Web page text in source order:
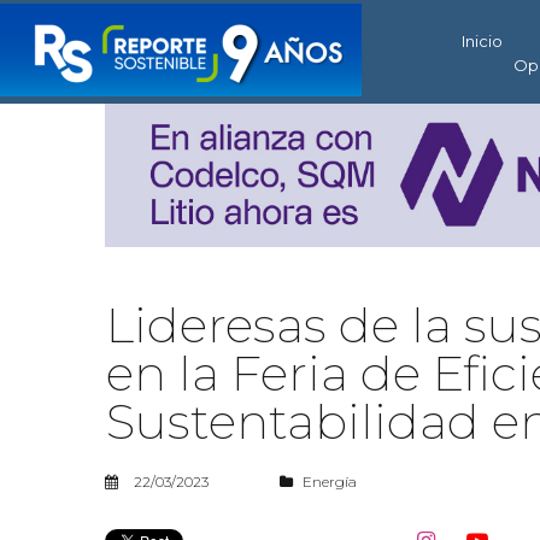
Inicio
Lideresas de la
en la Feria de
Sustentabilidad
22/03/2023 Energía